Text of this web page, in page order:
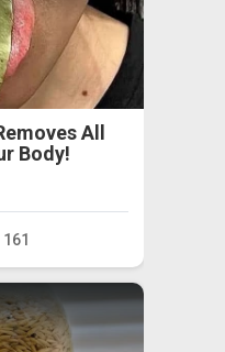
All
Body!
161